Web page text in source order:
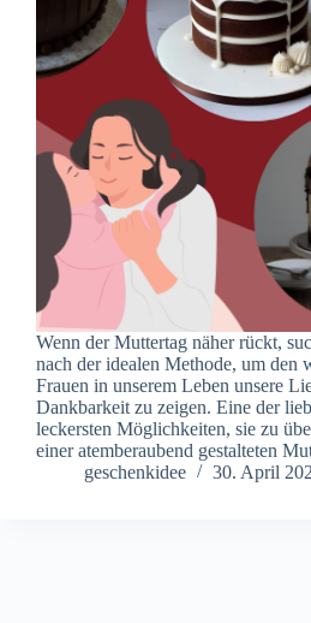
Wenn der Muttertag näher rückt,
nach der idealen Methode, um den
Frauen in unserem Leben unsere
Dankbarkeit zu zeigen. Eine der
leckersten Möglichkeiten, sie zu
einer atemberaubend gestalteten
geschenkidee
30. April